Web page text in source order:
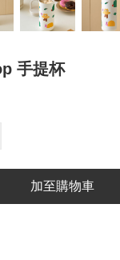
手提杯
加至購物車